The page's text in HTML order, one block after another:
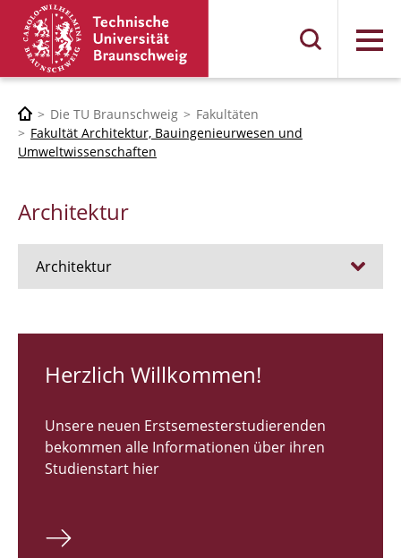
Menü
Die TU Braunschweig
Fakultäten
Fakultät Architektur, Bauingenieurwesen und
Umweltwissenschaften
Architektur
Architektur
RUNDGANG 26
Bachelor Architektur
Master Architektur
Herzlich Willkommen!
Unsere neuen Erstsemesterstudierenden
bekommen alle Informationen über ihren
Studienstart hier